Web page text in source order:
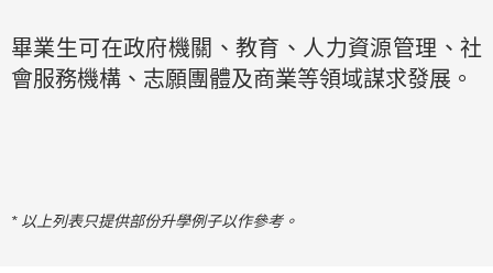
畢業生可在政府機關、教育、人力資源管理、社
會服務機構、志願團體及商業等領域謀求發展。
* 以上列表只提供部份升學例子以作參考。